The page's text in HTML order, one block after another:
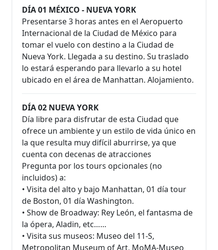
DÍA 01 MÉXICO - NUEVA YORK
Presentarse 3 horas antes en el Aeropuerto
Internacional de la Ciudad de México para
tomar el vuelo con destino a la Ciudad de
Nueva York. Llegada a su destino. Su traslado
lo estará esperando para llevarlo a su hotel
ubicado en el área de Manhattan. Alojamiento.
DÍA 02 NUEVA YORK
Día libre para disfrutar de esta Ciudad que
ofrece un ambiente y un estilo de vida único en
la que resulta muy difícil aburrirse, ya que
cuenta con decenas de atracciones
Pregunta por los tours opcionales (no
incluidos) a:
• Visita del alto y bajo Manhattan, 01 día tour
de Boston, 01 día Washington.
• Show de Broadway: Rey León, el fantasma de
la ópera, Aladin, etc……
• Visita sus museos: Museo del 11-S,
Metropolitan Museum of Art, MoMA-Museo